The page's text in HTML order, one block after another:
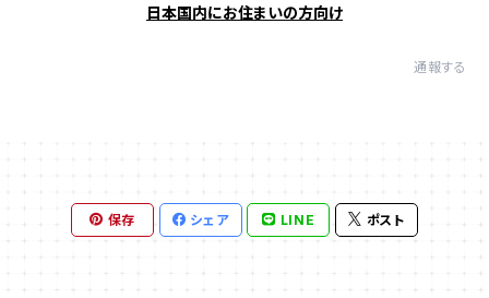
日本国内にお住まいの方向け
通報する
保存 シェア LINE ポスト